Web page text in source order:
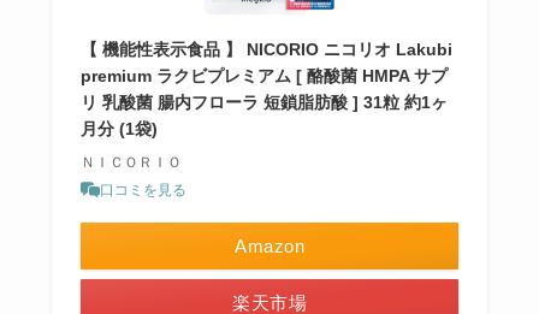
【 機能性表示食品 】 NICORIO ニコリオ Lakubi
premium ラクビプレミアム [ 酪酸菌 HMPA サプ
リ 乳酸菌 腸内フローラ 短鎖脂肪酸 ] 31粒 約1ヶ
月分 (1袋)
ＮＩＣＯＲＩＯ
口コミを見る
Amazon
楽天市場